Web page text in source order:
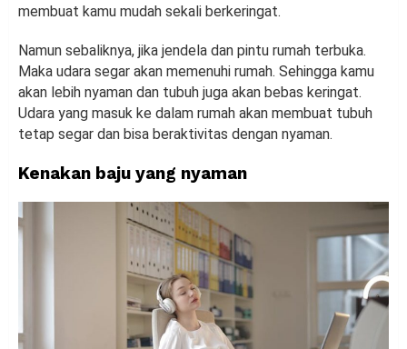
membuat kamu mudah sekali berkeringat.
Namun sebaliknya, jika jendela dan pintu rumah terbuka.
Maka udara segar akan memenuhi rumah. Sehingga kamu
akan lebih nyaman dan tubuh juga akan bebas keringat.
Udara yang masuk ke dalam rumah akan membuat tubuh
tetap segar dan bisa beraktivitas dengan nyaman.
Kenakan baju yang nyaman